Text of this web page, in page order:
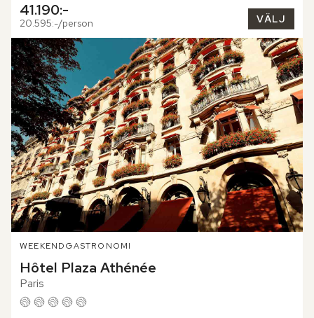
41.190:-
20.595:-/person VÄLJ
WEEKENDGASTRONOMI
Hôtel Plaza Athénée
Paris